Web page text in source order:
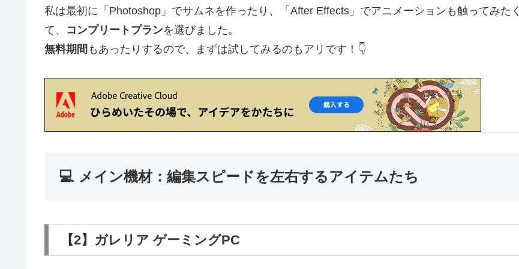
私は最初に「Photoshop」でサムネを作ったり、「After Effects」でアニメーションも触ってみたく
て、 コンプリートプランを選びました。
無料期間 もあったりするので、まずは試してみるのもアリです！👇
💻 メイン機材：編集スピードを左右するアイテムたち
【2】ガレリア ゲーミングPC